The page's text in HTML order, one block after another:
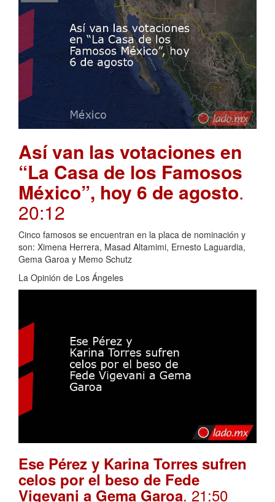
Así van las votaciones en
“La Casa de los Famosos
México”, hoy 6 de agosto.
20:12
Cinco famosos se encuentran en la placa de nominación y
son: Ximena Herrera, Masad Altamimi, Ernesto Laguardia,
Gema Garoa y Memo Schutz
La Opinión de Los Ángeles
Ese Pérez y Karina Torres sufren
celos por el beso de Fede
Vigevani a Gema Garoa. 21:50